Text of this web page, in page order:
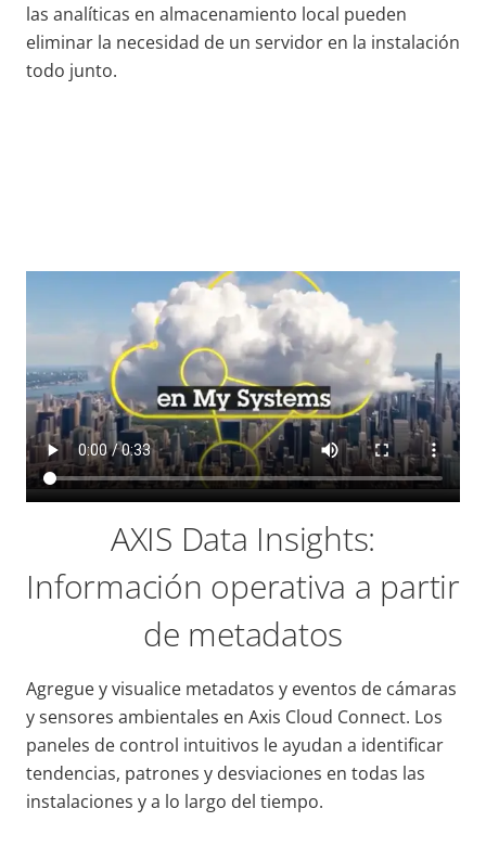
las analíticas en almacenamiento local pueden
eliminar la necesidad de un servidor en la instalación
todo junto.
AXIS Data Insights:
Información operativa a partir
de metadatos
Agregue y visualice metadatos y eventos de cámaras
y sensores ambientales en Axis Cloud Connect. Los
paneles de control intuitivos le ayudan a identificar
tendencias, patrones y desviaciones en todas las
instalaciones y a lo largo del tiempo.